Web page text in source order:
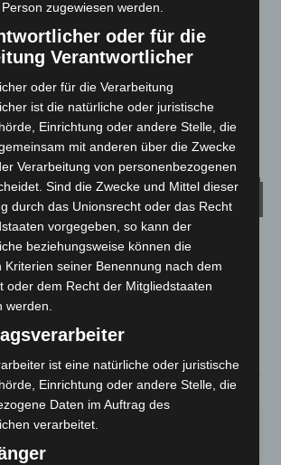
Mensch stirbt bei Bagger-Unfall
Baustelle
Wetter
19.1
1.6m/s 100%
SA. SO.
zugewiesen werden.
oder für die
Verantwortlicher
oder für die Verarbeitung
ist die natürliche oder juristische
Einrichtung oder andere Stelle, die
mit anderen über die Zwecke
Verarbeitung von personenbezogenen
Sind die Zwecke und Mittel dieser
durch das Unionsrecht oder das Recht
vorgegeben, so kann der
beziehungsweise können die
Kriterien seiner Benennung nach dem
oder dem Recht der Mitgliedstaaten
werden.
ist eine natürliche oder juristische
Einrichtung oder andere Stelle, die
Daten im Auftrag des
verarbeitet.